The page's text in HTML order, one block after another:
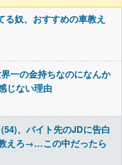
る奴、おすすめの車教え
一の金持ちなのになんか
じない理由
、バイト先のJDに告白
えろ→…この中だったら